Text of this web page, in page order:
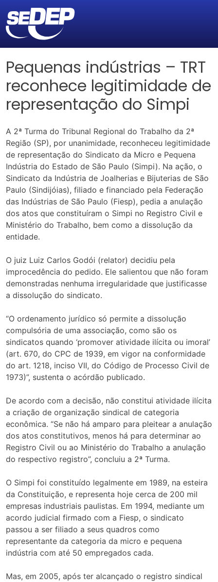
Pequenas indústrias – TRT
reconhece legitimidade de
representação do Simpi
A 2ª Turma do Tribunal Regional do Trabalho da 2ª
Região (SP), por unanimidade, reconheceu legitimidade
de representação do Sindicato da Micro e Pequena
Indústria do Estado de São Paulo (Simpi). Na ação, o
Sindicato da Indústria de Joalherias e Bijuterias de São
Paulo (Sindijóias), filiado e financiado pela Federação
das Indústrias de São Paulo (Fiesp), pedia a anulação
dos atos que constituíram o Simpi no Registro Civil e
Ministério do Trabalho, bem como a dissolução da
entidade.
O juiz Luiz Carlos Godói (relator) decidiu pela
improcedência do pedido. Ele salientou que não foram
demonstradas nenhuma irregularidade que justificasse
a dissolução do sindicato.
“O ordenamento jurídico só permite a dissolução
compulsória de uma associação, como são os
sindicatos quando ‘promover atividade ilícita ou imoral’
(art. 670, do CPC de 1939, em vigor na conformidade
do art. 1218, inciso VII, do Código de Processo Civil de
1973)”, sustenta o acórdão publicado.
De acordo com a decisão, não constitui atividade ilícita
a criação de organização sindical de categoria
econômica. “Se não há amparo para pleitear a anulação
dos atos constitutivos, menos há para determinar ao
Registro Civil ou ao Ministério do Trabalho a anulação
do respectivo registro”, concluiu a 2ª Turma.
O Simpi foi constituído legalmente em 1989, na esteira
da Constituição, e representa hoje cerca de 200 mil
empresas industriais paulistas. Em 1994, mediante um
acordo judicial firmado com a Fiesp, o sindicato
passou a ser filiado a seus quadros como
representante da categoria da micro e pequena
indústria com até 50 empregados cada.
Mas, em 2005, após ter alcançado o registro sindical